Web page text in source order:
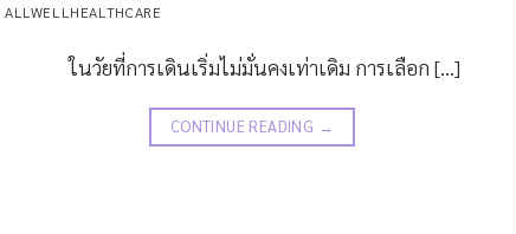
ALLWELLHEALTHCARE
ในวัยที่การเดินเริ่มไม่มั่นคงเท่าเดิม การเลือก […]
CONTINUE READING →